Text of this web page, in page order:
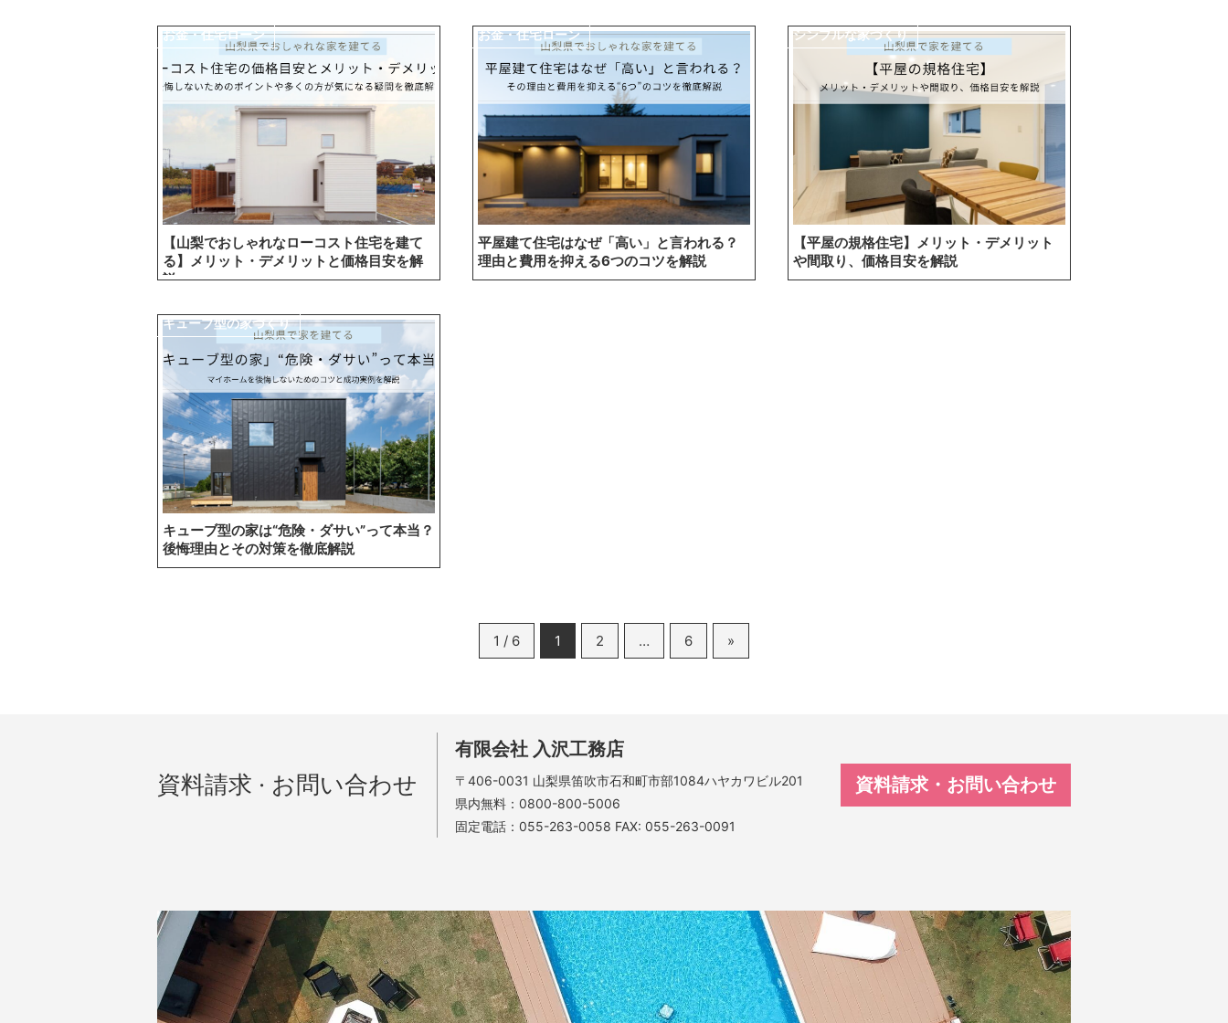
【山梨でおしゃれなローコスト住宅を建て
る】メリット・デメリットと価格目安を解
説
お金・住宅ローン
平屋建て住宅はなぜ「高い」と言われる？
理由と費用を抑える6つのコツを解説
お金・住宅ローン
【平屋の規格住宅】メリット・デメリット
や間取り、価格目安を解説
シンプルな家づくり
キューブ型の家は“危険・ダサい”って本当？
後悔理由とその対策を徹底解説
キューブ型の家づくり
1 / 6 1 2 … 6 »
資料請求 · お問い合わせ
有限会社 入沢工務店
〒406-0031 山梨県笛吹市石和町市部1084ハヤカワビル201
県内無料： 0800-800-5006
固定電話： 055-263-0058 FAX: 055-263-0091
資料請求・お問い合わせ